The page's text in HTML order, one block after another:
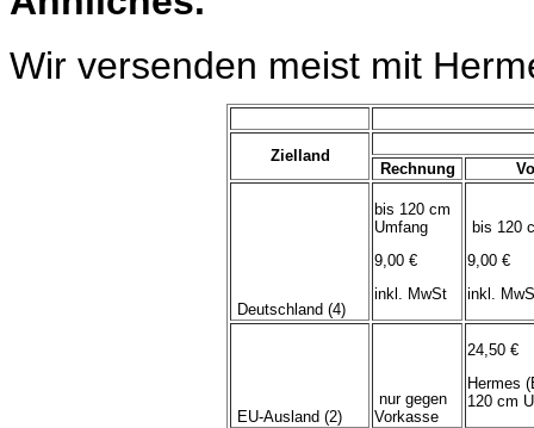
Wir versenden meist mit
Zielland
Rechnung
Deutschland (4)
bis 120 cm
Umfang
9,00 €
inkl. MwSt
bis 120
9,00 €
inkl.
EU-Ausland (2)
nur gegen
Vorkasse
24,50 €
Hermes
120 cm